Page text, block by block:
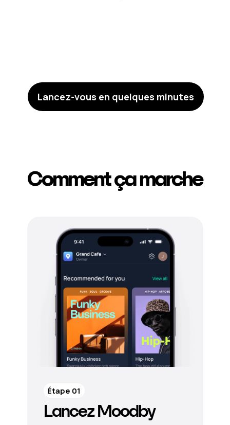
Lancez-vous en quelques minutes
Comment ça marche
Lancez Moodby
Étape 01